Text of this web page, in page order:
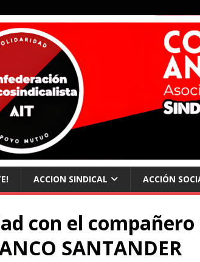
ACCION SINDICAL ACCIÓN
con el compañero
SANTANDER